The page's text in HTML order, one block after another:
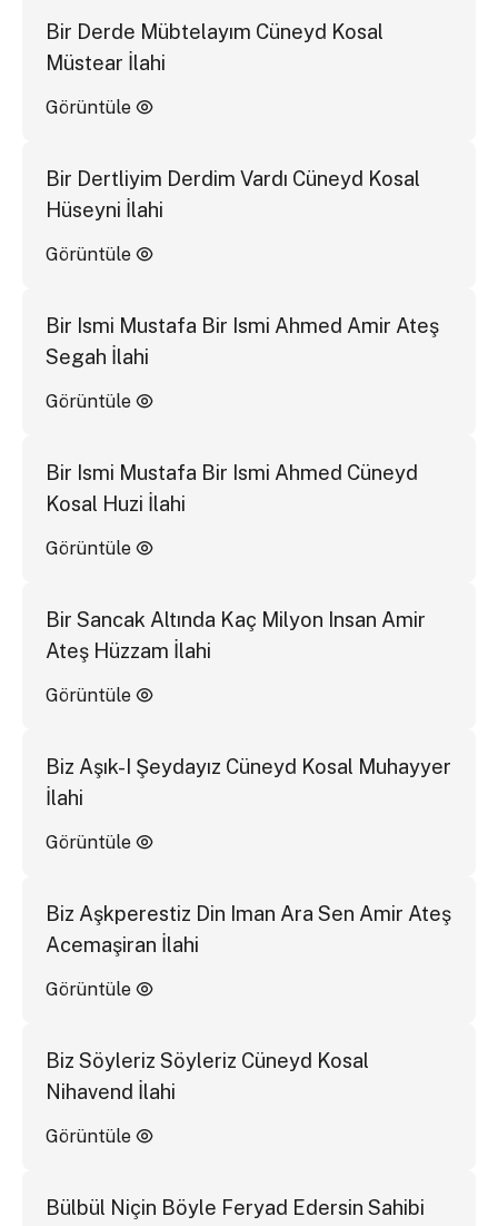
Bir Derde Mübtelayım Cüneyd Kosal
Müstear İlahi
Görüntüle
Bir Dertliyim Derdim Vardı Cüneyd Kosal
Hüseyni İlahi
Görüntüle
Bir Ismi Mustafa Bir Ismi Ahmed Amir Ateş
Segah İlahi
Görüntüle
Bir Ismi Mustafa Bir Ismi Ahmed Cüneyd
Kosal Huzi İlahi
Görüntüle
Bir Sancak Altında Kaç Milyon Insan Amir
Ateş Hüzzam İlahi
Görüntüle
Biz Aşık-I Şeydayız Cüneyd Kosal Muhayyer
İlahi
Görüntüle
Biz Aşkperestiz Din Iman Ara Sen Amir Ateş
Acemaşiran İlahi
Görüntüle
Biz Söyleriz Söyleriz Cüneyd Kosal
Nihavend İlahi
Görüntüle
Bülbül Niçin Böyle Feryad Edersin Sahibi